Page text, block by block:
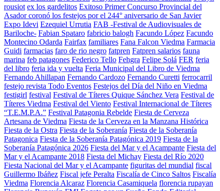
rousiot ex los gardelitos Exitoso Primer Concurso Provincial del
Asador coronó los festejos por el 244° aniversario de San Javier
Expo Idevi Ezequiel Urrutia FAB -Festival de Audiovisuales de
Bariloche- Fabian Spataro fabricio balogh Facundo López Facundo
Montecino Odarda Fairfax familiares Fana Falcon Viedma Farmacia
Guidi farmacias faro de rio negro fatpren Fatpren salarios fauna
marina feb patagones Federico Tello Fehgra Felipe Solá FER feria
del libro feria ida y vuelta Feria Municipal del Libro de Viedma
Fernando Ahillapan Fernando Cardozo Fernando Curetti ferrocarril
festejo revista Todo Eventos Festejos del Día del Niño en Viedma
festigirl festival Festival de Títeres Quique Sánchez Vera Festival de
Títeres Viedma Festival del Viento Festival Internacional de Títeres
“T.E.M.P.A.” Festival Patagonia Rebelde Fiesta de Cerveza
Artesana de Viedma Fiesta de la Cerveza en la Manzana Histórica
Fiesta de la Ostra Fiesta de la Soberanía Fiesta de la Soberanía
Patagonica Fiesta de la Soberanía Patagónica 2019 Fiesta de la
Soberanía Patagónica 2026 Fiesta del Mar y el Acampante Fiesta del
Mar y el Acampante 2018 Fiesta del Michay Fiesta del Río 2020
Fiesta Nacional del Mar y el Acampante figuritas del mundial fiscal
Guillermo Ibáñez Fiscal jefe Peralta Fiscalía de Cinco Saltos Fiscalía
Viedma Florencia Alcaraz Florencia Casamiquela florencia rupayan